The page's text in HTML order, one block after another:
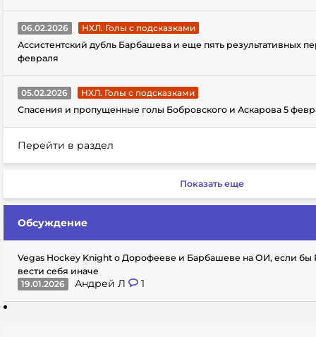
06.02.2026
НХЛ. Голы с подсказками
Ассистентский дубль Барбашева и еще пять результативных
февраля
05.02.2026
НХЛ. Голы с подсказками
Спасения и пропущенные голы Бобровского и Аскарова 5
Перейти в раздел
Показать еще
Обсуждение
Vegas Hockey Knight о Дорофееве и Барбашеве на ОИ, если бы
вести себя иначе
19.01.2026
Андрей Л 1